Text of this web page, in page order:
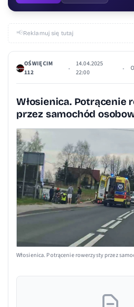
📢Reklamuj się tutaj
OŚWIĘCIM
112
•
14.04.2025
22:00
•
Włosienica. Potrącenie
przez samochód
Włosienica. Potrącenie rowerzysty przez